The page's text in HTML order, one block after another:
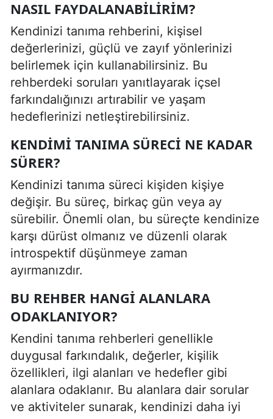
NASIL FAYDALANABILIRIM?
Kendinizi tanıma rehberini, kişisel
değerlerinizi, güçlü ve zayıf yönlerinizi
belirlemek için kullanabilirsiniz. Bu
rehberdeki soruları yanıtlayarak içsel
farkındalığınızı artırabilir ve yaşam
hedeflerinizi netleştirebilirsiniz.
KENDIMI TANIMA SÜRECI NE KADAR
SÜRER?
Kendinizi tanıma süreci kişiden kişiye
değişir. Bu süreç, birkaç gün veya ay
sürebilir. Önemli olan, bu süreçte kendinize
karşı dürüst olmanız ve düzenli olarak
introspektif düşünmeye zaman
ayırmanızdır.
BU REHBER HANGI ALANLARA
ODAKLANIYOR?
Kendini tanıma rehberleri genellikle
duygusal farkındalık, değerler, kişilik
özellikleri, ilgi alanları ve hedefler gibi
alanlara odaklanır. Bu alanlara dair sorular
ve aktiviteler sunarak, kendinizi daha iyi